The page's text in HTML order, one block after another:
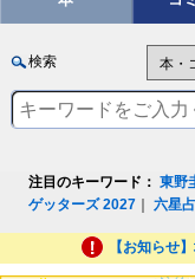
検索
注目のキーワード： 東野
ゲッターズ 2027 ｜六星
【お知らせ